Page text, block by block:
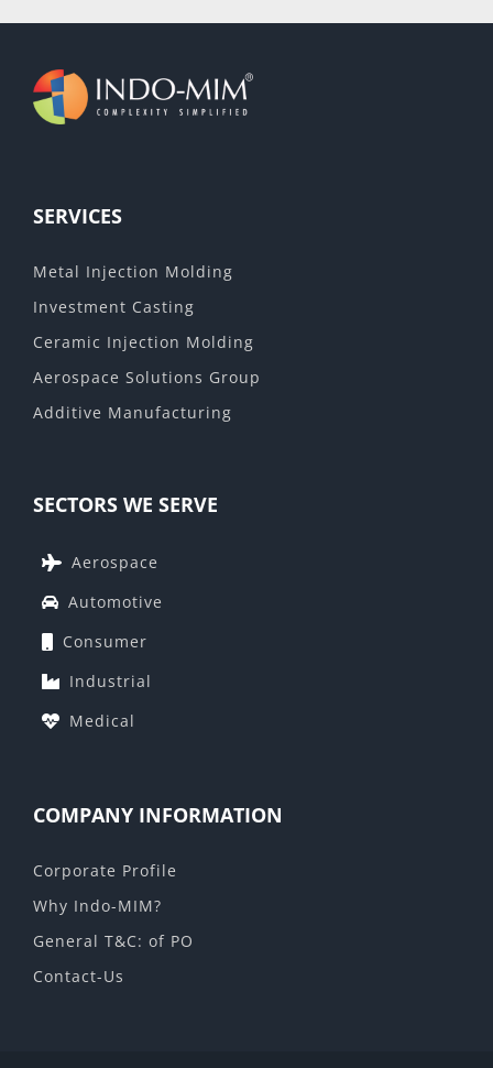
SERVICES
Metal Injection Molding
Investment Casting
Ceramic Injection Molding
Aerospace Solutions Group
Additive Manufacturing
SECTORS WE SERVE
Aerospace
Automotive
Consumer
Industrial
Medical
COMPANY INFORMATION
Corporate Profile
Why Indo-MIM?
General T&C: of PO
Contact-Us